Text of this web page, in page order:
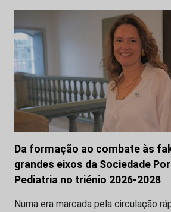
Da formação ao combate às
grandes eixos da Sociedade
Pediatria no triénio 2026-2028
Numa era marcada pela circulação